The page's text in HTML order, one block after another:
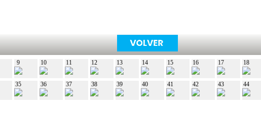
9 10 11 12 13 14 15 16 17 18
35 36 37 38 39 40 41 42 43 44